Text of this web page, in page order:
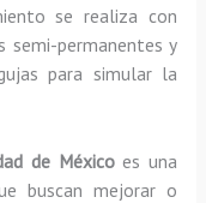
se realiza con
semi-permanentes y
para simular la
de Méxicoes una
buscan mejorar o